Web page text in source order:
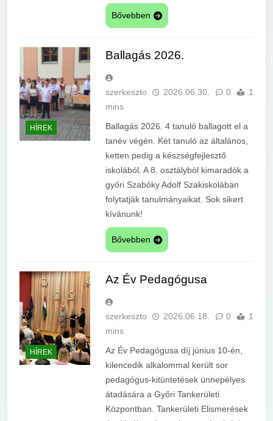
Bővebben
HÍREK
Ballagás 2026.
szerkeszto 2026.06.30. 0
1
mins
Ballagás 2026. 4 tanuló ballagott el a
tanév végén. Két tanuló az általános,
ketten pedig a készségfejlesztő
iskolából. A 8. osztályból kimaradók a
győri Szabóky Adolf Szakiskolában
folytatják tanulmányaikat. Sok sikert
kívánunk!
Bővebben
HÍREK
Az Év Pedagógusa
szerkeszto 2026.06.18. 0
1
mins
Az Év Pedagógusa díj június 10-én,
kilencedik alkalommal került sor
pedagógus-kitüntetések ünnepélyes
átadására a Győri Tankerületi
Központban. Tankerületi Elismerések